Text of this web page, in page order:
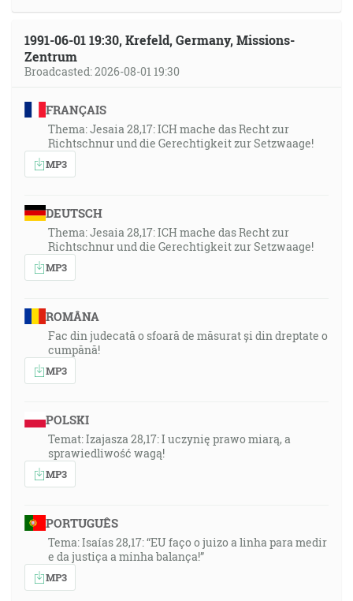
1991-06-01 19:30, Krefeld, Germany, Missions-
Zentrum
Broadcasted: 2026-08-01 19:30
FRANÇAIS
Thema: Jesaia 28,17: ICH mache das Recht zur
Richtschnur und die Gerechtigkeit zur Setzwaage!
MP3
DEUTSCH
Thema: Jesaia 28,17: ICH mache das Recht zur
Richtschnur und die Gerechtigkeit zur Setzwaage!
MP3
ROMÂNA
Fac din judecată o sfoară de măsurat și din dreptate o
cumpănă!
MP3
POLSKI
Temat: Izajasza 28,17: I uczynię prawo miarą, a
sprawiedliwość wagą!
MP3
PORTUGUÊS
Tema: Isaías 28,17: “EU faço o juizo a linha para medir
e da justiça a minha balança!”
MP3